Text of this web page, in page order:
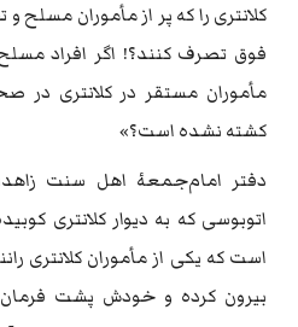
کلانتری را که پر از مأموران مسلح
فوق تصرف کنند؟! اگر افراد
مأموران مستقر در کلانتری در
کشته نشده است؟»
دفتر امام‌جمعهٔ اهل سنت
اتوبوسی که به دیوار کلانتری
است که یکی از مأموران کلانتری
بیرون کرده و خودش پشت فرمان